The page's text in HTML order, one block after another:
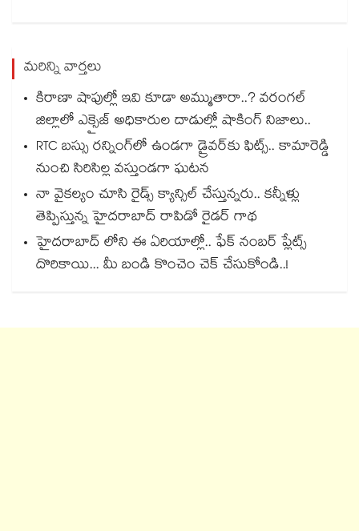
మరిన్ని వార్తలు
కిరాణా షాపుల్లో ఇవి కూడా అమ్ముతారా..? వరంగల్
జిల్లాలో ఎక్సైజ్ అధికారుల దాడుల్లో షాకింగ్ నిజాలు..
RTC బస్సు రన్నింగ్⁫లో ఉండగా డ్రైవర్‌కు ఫిట్స్.. కామారెడ్డి
నుంచి సిరిసిల్ల వస్తుండగా ఘటన
నా వైకల్యం చూసి రైడ్స్ క్యాన్సిల్ చేస్తున్నరు.. కన్నీళ్లు
తెప్పిస్తున్న హైదరాబాద్ రాపిడో రైడర్ గాథ
హైదరాబాద్ లోని ఈ ఏరియాల్లో.. ఫేక్ నంబర్ ప్లేట్స్
దొరికాయి... మీ బండి కొంచెం చెక్ చేసుకోండి..!